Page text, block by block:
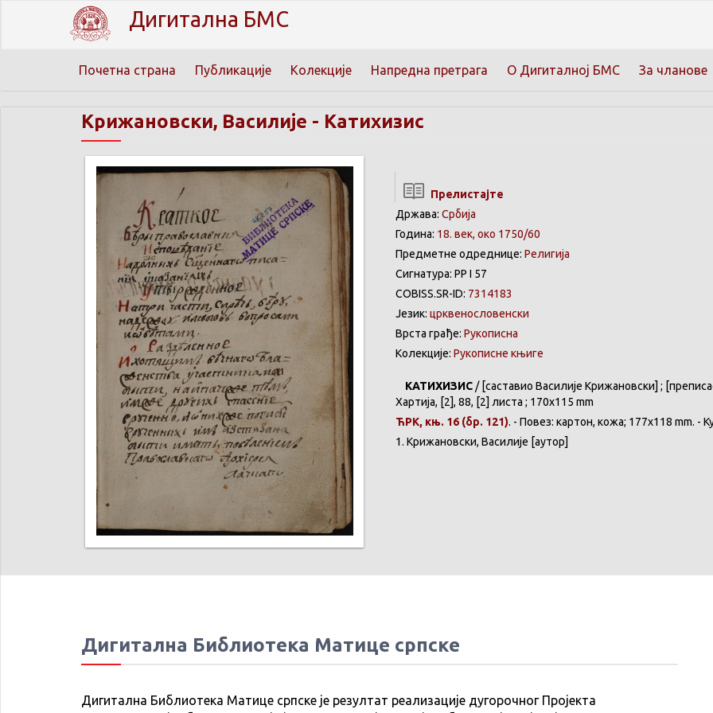
Дигитална БМС
Почетна страна Публикације Колекције Напредна претрага О Дигиталној БМС За чланове
Крижановски, Василије - Катихизис
Прелистајте
Држава: Србија
Година: 18. век, око 1750/60
Предметне одреднице: Религија
Сигнатура: РР I 57
COBISS.SR-ID: 7314183
Језик: црквенословенски
Врста грађе: Рукописна
Колекције: Рукописне књиге
КАТИХИЗИС / [саставио Василије Крижановски] ;
Хартија, [2], 88, [2] листа ; 170x115 mm
ЋРК, књ. 16 (бр. 121). - Повез: картон, кожа; 177x118 mm. -
1. Крижановски, Василије [аутор]
Дигитална Библиотека Матице српске
Дигитална Библиотека Матице српске је резултат реализације дугорочног Пројекта